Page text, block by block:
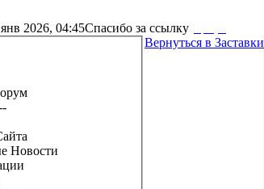
2026, 04:45Спасибо за ссылку
Новости
Вернуться в Заставки